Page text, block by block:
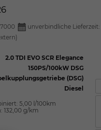
unverbindliche Lieferzeit:
2.0 TDI EVO SCR Elegance
150PS/100kW DSG
(DSG)
Diesel
5,00 l/100km
132,00 g/km